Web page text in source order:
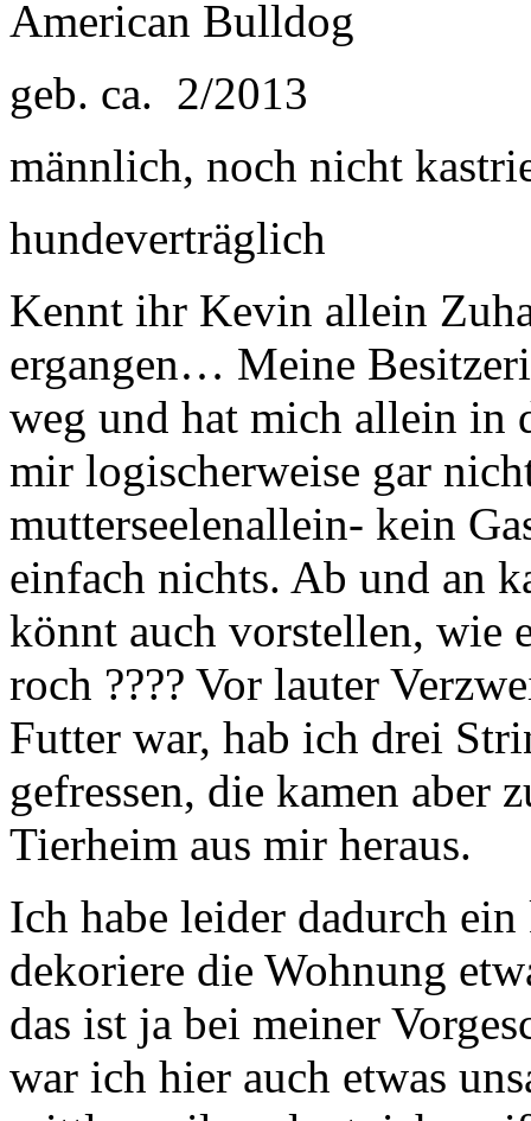
American Bulldog
geb. ca. 2/2013
männlich, noch nicht
hundeverträglich
Kennt ihr Kevin allein
ergangen… Meine
weg und hat mich allein in
mir logischerweise gar
mutterseelenallein- kein
einfach nichts. Ab und an
könnt auch vorstellen, wie
roch ???? Vor lauter
Futter war, hab ich drei
gefressen, die kamen aber
Tierheim aus mir heraus.
Ich habe leider dadurch
dekoriere die Wohnung
das ist ja bei meiner
war ich hier auch etwas